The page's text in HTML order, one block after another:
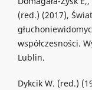
(red.) (2017),
współczesności.
Lublin.
Dykcik W. (red.)